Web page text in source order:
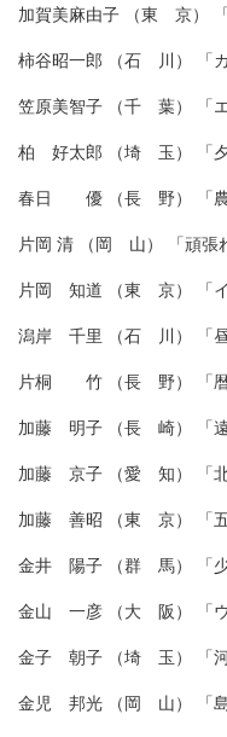
加賀美麻由子 （東 京） 「
柿谷昭一郎 （石 川） 「カ
笠原美智子 （千 葉） 「エ
柏 好太郎 （埼 玉） 「
春日 優 （長 野） 「農
片岡 清 （岡 山） 「頑張
片岡 知道 （東 京） 「イ
潟岸 千里 （石 川） 「昼
片桐 竹 （長 野） 「
加藤 明子 （長 崎） 「
加藤 京子 （愛 知） 「北
加藤 善昭 （東 京） 「
金井 陽子 （群 馬） 「少
金山 一彦 （大 阪） 「ウ
金子 朝子 （埼 玉） 「河
金児 邦光 （岡 山） 「島